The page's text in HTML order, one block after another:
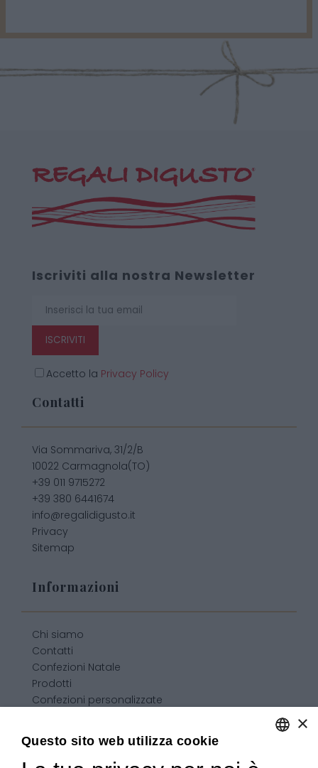
Iscriviti alla nostra Newsletter
ISCRIVITI
Accetto la Privacy Policy
Contatti
Via Sommariva, 31/2/B
10022 Carmagnola(TO)
+39 011 9715272
+39 380 6441674
info@regalidigusto.it
Privacy
Sitemap
Informazioni
Chi siamo
Contatti
Confezioni Natale
Prodotti
Confezioni personalizzate
×
Questo sito web utilizza cookie